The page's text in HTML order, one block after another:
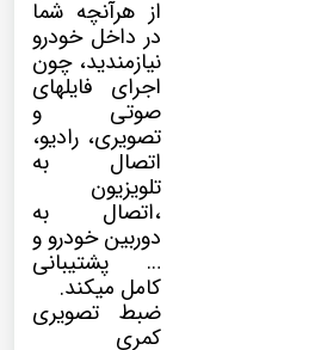
از هرآنچه شما
در داخل خودرو
نیازمندید، چون
اجرای فایلهای
صوتی و
تصویری، رادیو،
اتصال به
تلویزیون
،اتصال به
دوربین خودرو و
… پشتیبانی
کامل میکند.
ضبط تصویری
کمری